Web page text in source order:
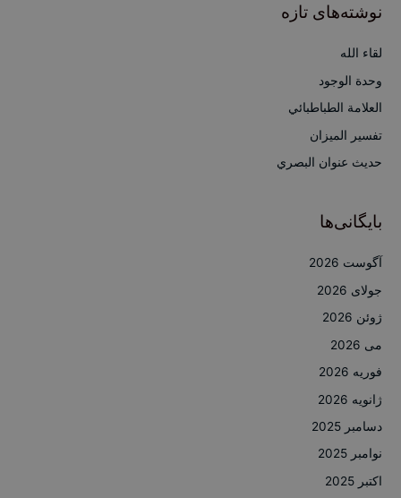
ب
ا
نوشته‌های تازه
لقاء الله
وحدة الوجود
العلامة الطباطبائي
تفسير الميزان
حديث عنوان البصري
بایگانی‌ها
آگوست 2026
جولای 2026
ژوئن 2026
می 2026
فوریه 2026
ژانویه 2026
دسامبر 2025
نوامبر 2025
اکتبر 2025